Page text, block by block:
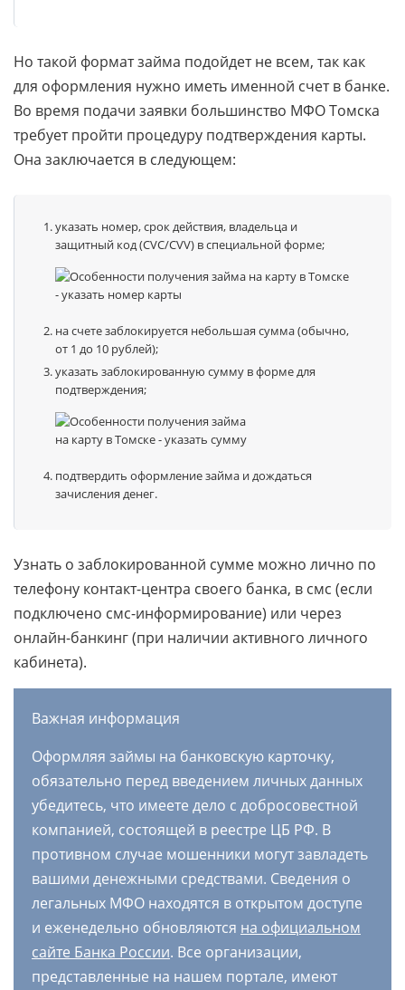
Но такой формат займа подойдет не всем, так как
для оформления нужно иметь именной счет в банке.
Во время подачи заявки большинство МФО Томска
требует пройти процедуру подтверждения карты.
Она заключается в следующем:
указать номер, срок действия, владельца и
защитный код (CVC/CVV) в специальной форме;
на счете заблокируется небольшая сумма (обычно,
от 1 до 10 рублей);
указать заблокированную сумму в форме для
подтверждения;
подтвердить оформление займа и дождаться
зачисления денег.
Узнать о заблокированной сумме можно лично по
телефону контакт-центра своего банка, в смс (если
подключено смс-информирование) или через
онлайн-банкинг (при наличии активного личного
кабинета).
Важная информация
Оформляя займы на банковскую карточку,
обязательно перед введением личных данных
убедитесь, что имеете дело с добросовестной
компанией, состоящей в реестре ЦБ РФ. В
противном случае мошенники могут завладеть
вашими денежными средствами. Сведения о
легальных МФО находятся в открытом доступе
и еженедельно обновляются на официальном
сайте Банка России. Все организации,
представленные на нашем портале, имеют